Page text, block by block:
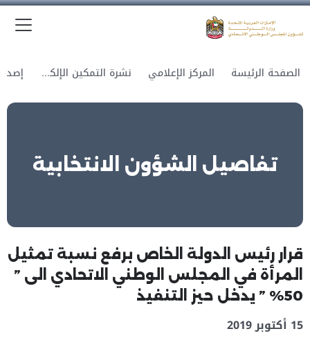
الصفحة الرئيسة المركز الإعلامي نشرة التمكين الإلكترونية
تفاصيل الشؤون الانتخابية
قرار رئيس الدولة الخاص برفع نسبة تمثيل
المرأة في المجلس الوطني الاتحادي الى ”
50% ” يدخل حيز التنفيذ
15 أكتوبر 2019